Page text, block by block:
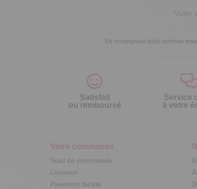
En renseignant votre adresse
Satisfait
ou remboursé
Service
à votre
Votre commande
Suivi de commande
Livraison
Paiement facilité